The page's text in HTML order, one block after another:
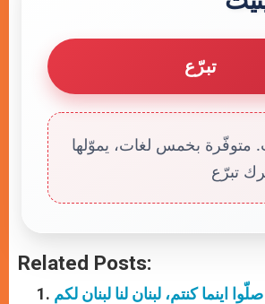
تبرّع
متوفّرة بخمس لغات، يموّلها
تبرّع
Related Posts:
صلّوا اينما كنتم، لبنان لنا لبنان لكم